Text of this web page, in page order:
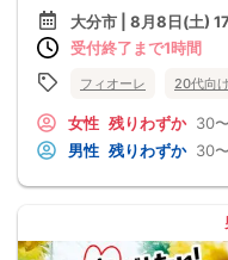
大分市 | 8月8日(土)
受付終了まで1時間
フィオーレ 20代向け
女性 残りわずか 30
男性 残りわずか 30